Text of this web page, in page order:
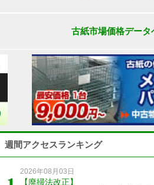
古紙市場価格データ
週間アクセスランキング
2026年08月03日
【廃掃法改正】